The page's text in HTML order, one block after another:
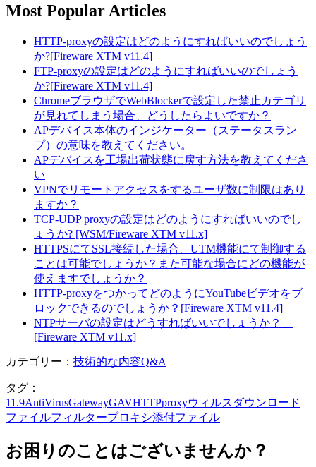
Most Popular Articles
HTTP-proxyの設定はどのようにすればいいのでしょう
か?[Fireware XTM v11.4]
FTP-proxyの設定はどのようにすればいいのでしょう
か?[Fireware XTM v11.4]
ChromeブラウザでWebBlockerで設定した禁止カテゴリ
が見れてしまう場合、どうしたらよいですか？
APデバイス本体のインジケーター（ステータスラン
プ）の意味を教えてください。
APデバイスを工場出荷状態に戻す方法を教えてくださ
い
VPNでリモートアクセスをするユーザ数に制限はあり
ますか？
TCP-UDP proxyの設定はどのようにすればいいのでし
ょうか? [WSM/Fireware XTM v11.x]
HTTPSにてSSL接続した場合、UTM機能にて制御する
ことは可能でしょうか？また可能な場合にどの機能が
使えますでしょうか？
HTTP-proxyをつかってどのようにYouTubeビデオをブ
ロックできるのでしょうか？[Fireware XTM v11.4]
NTPサーバの設定はどうすればいいでしょうか？
[Fireware XTM v11.x]
カテゴリー： 技術的な内容Q&A
タグ：
11.9AntiVirusGatewayGAVHTTPproxyウィルス ダウンロード
ファイルフィルタープロキシ添付ファイル
お困りのことはございませんか？